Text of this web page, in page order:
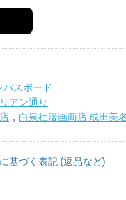
バスボード
アン通り
， 白泉社漫画商店 成田美
基づく表記 (返品など)